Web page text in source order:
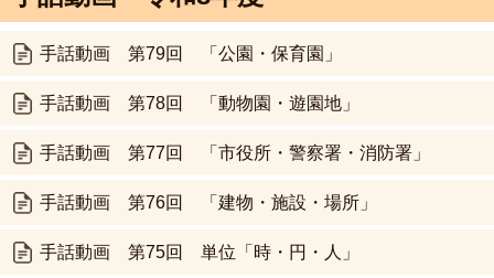
手話動画 第79回 「公園・保育園」
手話動画 第78回 「動物園・遊園地」
手話動画 第77回 「市役所・警察署・消防署」
手話動画 第76回 「建物・施設・場所」
手話動画 第75回 単位「時・円・人」